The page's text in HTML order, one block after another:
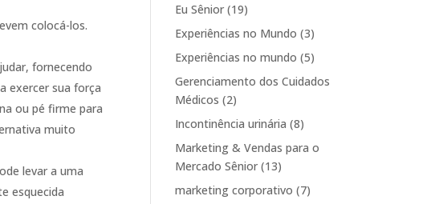
colocá-los.
fornecendo
exercer sua força
ou pé firme para
muito
levar a uma
esquecida
Eu Sênior (19)
Experiências no Mundo (3)
Experiências no mundo (5)
Gerenciamento dos Cuidados
Médicos (2)
Incontinência urinária (8)
Marketing & Vendas para o
Mercado Sênior (13)
marketing corporativo (7)